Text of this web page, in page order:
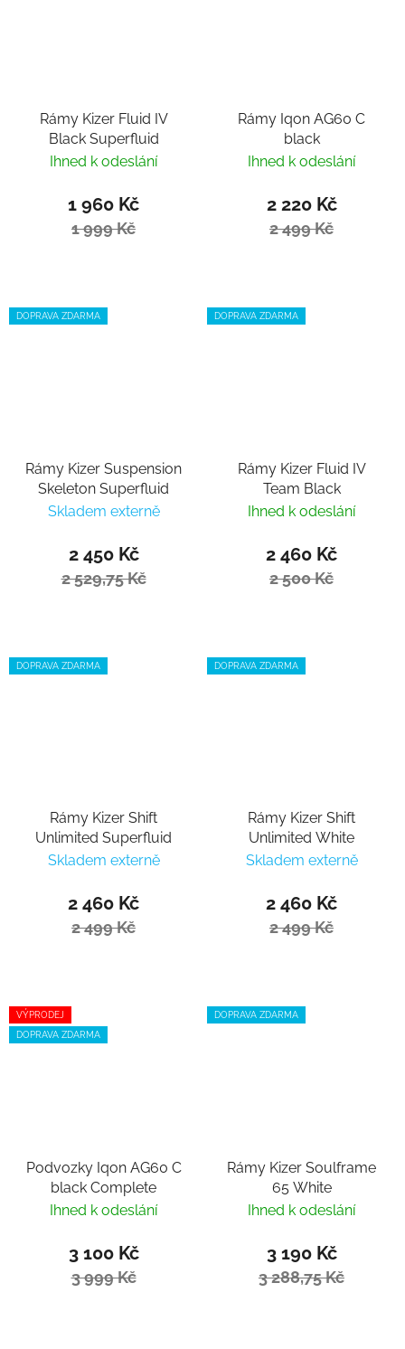
Rámy Kizer Fluid IV
Black Superfluid
Ihned k odeslání
1 960 Kč
1 999 Kč
Rámy Iqon AG60 C
black
Ihned k odeslání
2 220 Kč
2 499 Kč
DOPRAVA ZDARMA
Rámy Kizer Suspension
Skeleton Superfluid
Skladem externě
2 450 Kč
2 529,75 Kč
DOPRAVA ZDARMA
Rámy Kizer Fluid IV
Team Black
Ihned k odeslání
2 460 Kč
2 500 Kč
DOPRAVA ZDARMA
Rámy Kizer Shift
Unlimited Superfluid
Skladem externě
2 460 Kč
2 499 Kč
DOPRAVA ZDARMA
Rámy Kizer Shift
Unlimited White
Skladem externě
2 460 Kč
2 499 Kč
VÝPRODEJ
DOPRAVA ZDARMA
Podvozky Iqon AG60 C
black Complete
Ihned k odeslání
3 100 Kč
3 999 Kč
DOPRAVA ZDARMA
Rámy Kizer Soulframe
65 White
Ihned k odeslání
3 190 Kč
3 288,75 Kč